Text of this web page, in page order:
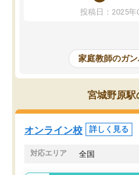
を開いてzoomを繋げるように
た！5科目なんでもOKなのも
めて1年ほどだった今では平
科目が増えてきました！あと
であるので無料の週末教室を
がら頑張って欲しいと思いま
投稿日：2025年
家庭教師のガ
宮城野原駅
オンライン校 詳しく見る
対応エリア 全国